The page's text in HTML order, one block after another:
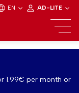
EN AD-LITE
1.99€ per month or